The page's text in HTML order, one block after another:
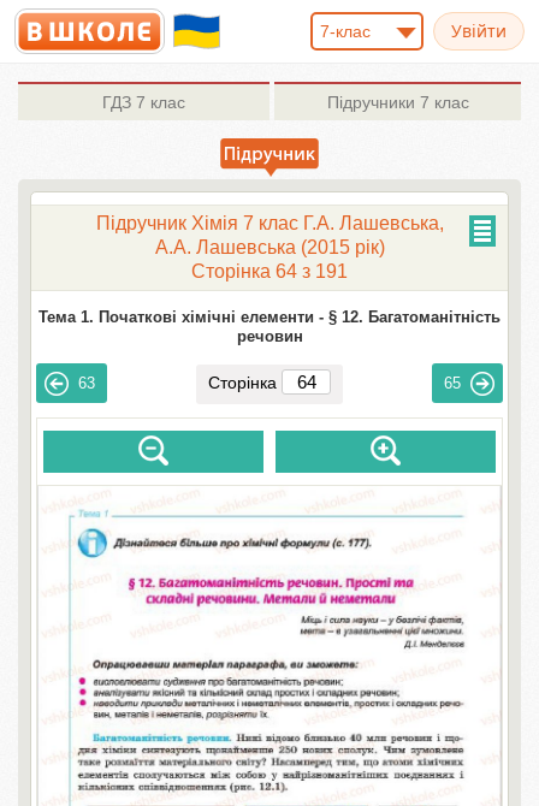
7-клас
ГДЗ 7 клас Підручники 7 клас
Підручник Хімія 7 клас Г.А. Лашевська,
А.А. Лашевська (2015 рік)
Сторінка 64 з 191
Тема 1. Початкові хімічні елементи - § 12. Багатоманітність
речовин
63 Сторінка 65